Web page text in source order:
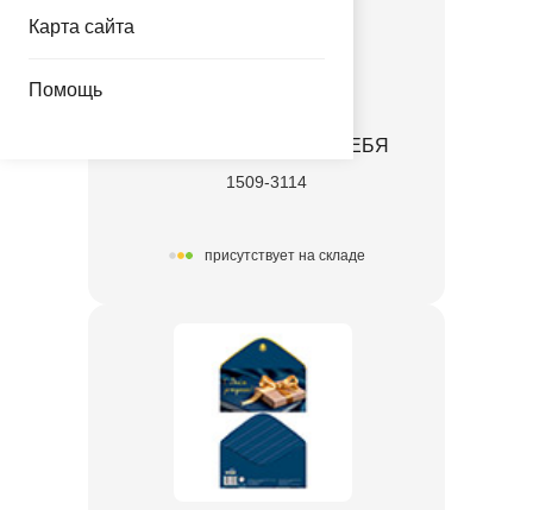
Карта сайта
Помощь
Конверт д/денег ДЛЯ ТЕБЯ
1509-3114
присутствует на складе